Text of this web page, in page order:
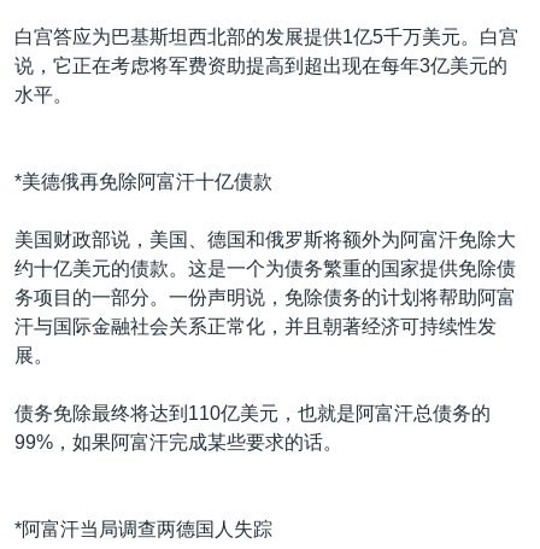
美国之音专访
重要讲话与声明
关注新疆
GEN Z 看美国
白宫答应为巴基斯坦西北部的发展提供1亿5千万美元。白宫
说，它正在考虑将军费资助提高到超出现在每年3亿美元的
水平。
*美德俄再免除阿富汗十亿债款
美国财政部说，美国、德国和俄罗斯将额外为阿富汗免除大
约十亿美元的债款。这是一个为债务繁重的国家提供免除债
务项目的一部分。一份声明说，免除债务的计划将帮助阿富
汗与国际金融社会关系正常化，并且朝著经济可持续性发
展。
债务免除最终将达到110亿美元，也就是阿富汗总债务的
99%，如果阿富汗完成某些要求的话。
*阿富汗当局调查两德国人失踪